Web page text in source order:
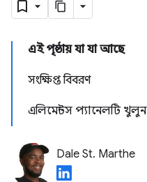
এই পৃষ্ঠায় যা যা আছে
সংক্ষিপ্ত বিবরণ
এলিমেন্টস প্যানেলটি খুলুন
Dale St. Marthe